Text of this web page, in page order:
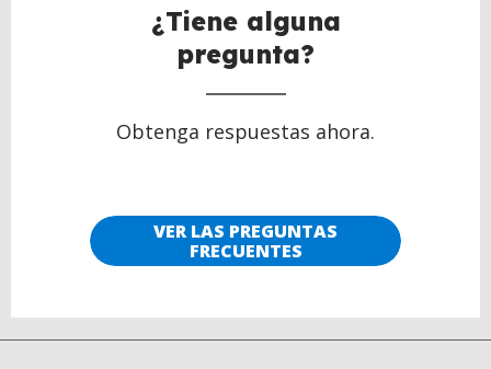
¿Tiene alguna
pregunta?
Obtenga respuestas ahora.
VER LAS PREGUNTAS
FRECUENTES